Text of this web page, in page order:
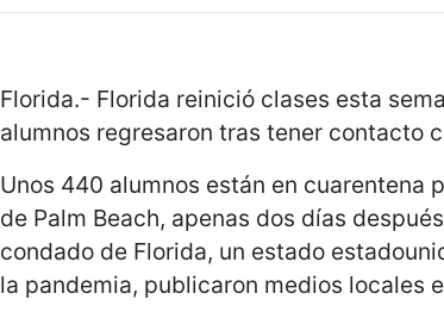
Florida.- Florida reinició clases esta
alumnos regresaron tras tener contacto
Unos 440 alumnos están en cuarentena
de Palm Beach, apenas dos días
condado de Florida, un estado
la pandemia, publicaron medios locales